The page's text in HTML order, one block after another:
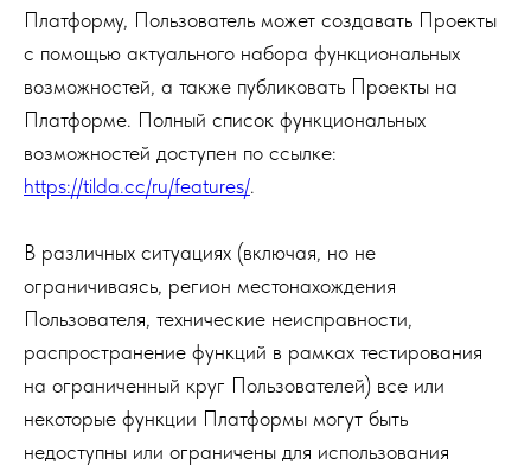
Платформу, Пользователь может создавать Проекты
с помощью актуального набора функциональных
возможностей, а также публиковать Проекты на
Платформе. Полный список функциональных
возможностей доступен по ссылке:
https://tilda.cc/ru/features/.
В различных ситуациях (включая, но не
ограничиваясь, регион местонахождения
Пользователя, технические неисправности,
распространение функций в рамках тестирования
на ограниченный круг Пользователей) все или
некоторые функции Платформы могут быть
недоступны или ограничены для использования